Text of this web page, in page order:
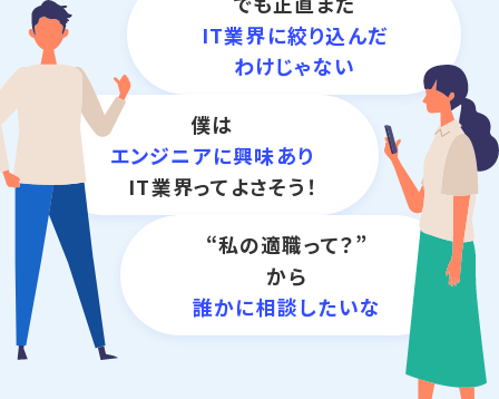
IT業界に絞り込んだ
わけじゃない
僕は
エンジニアに興味あり
IT業界ってよさそう！
“私の適職って？”
から
誰かに相談したいな